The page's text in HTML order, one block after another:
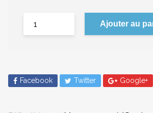
Ajouter au
Facebook Twitter Google+